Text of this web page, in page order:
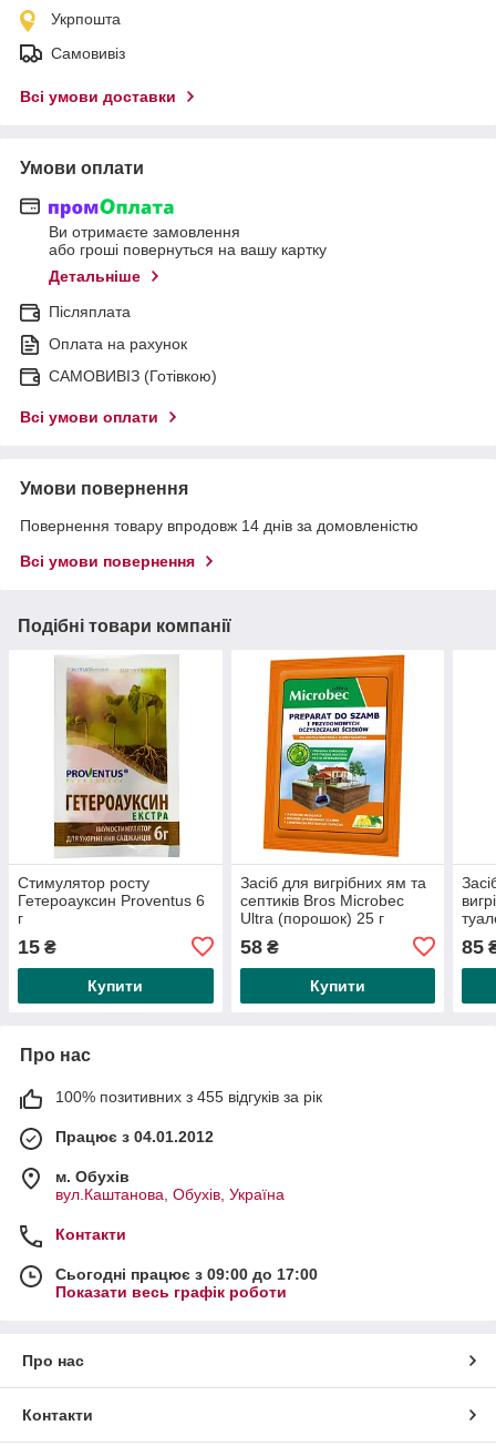
Укрпошта
Самовивіз
Всі умови доставки
Умови оплати
Ви отримаєте замовлення
або гроші повернуться на вашу картку
Детальніше
Післяплата
Оплата на рахунок
САМОВИВІЗ (Готівкою)
Всі умови оплати
Умови повернення
Повернення товару впродовж 14 днів за домовленістю
Всі умови повернення
Подібні товари компанії
Стимулятор росту
Гетероауксин Proventus 6
г
15 ₴
Купити
Засіб для вигрібних ям та
септиків Bros Microbec
Ultra (порошок) 25 г
58₴
Купити
85
Про нас
100% позитивних з 455 відгуків за рік
Працює з 04.01.2012
м. Обухів
вул.Каштанова, Обухів, Україна
Контакти
Сьогодні працює з 09:00 до 17:00
Показати весь графік роботи
Про нас
Контакти